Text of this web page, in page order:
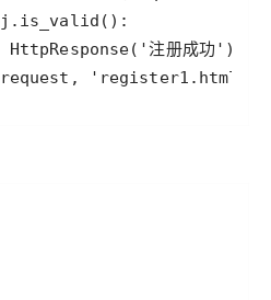
'register1.html',